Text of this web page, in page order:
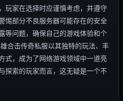
玩家在选择时应谨慎考虑，并遵守
惕部分不良服务器可能存在的安全
等问题，确保自己的游戏体验和个
合击传奇私服以其独特的玩法、丰
式，成为了网络游戏领域中一道亮
探索的玩家而言，这无疑是一个不